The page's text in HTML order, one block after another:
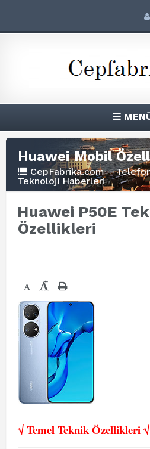
Huawei Mobil
CepFabrika.com –
Teknoloji Haberleri
Huawei P50E
Özellikleri
- +
√ Temel Teknik Özellikleri √